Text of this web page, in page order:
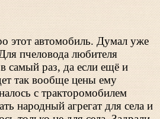
этот автомобиль. Думал уже
пчеловода любителя
самый раз, да если ещё и
так вообще цены ему
с тракторомобилем
народный агрегат для села и